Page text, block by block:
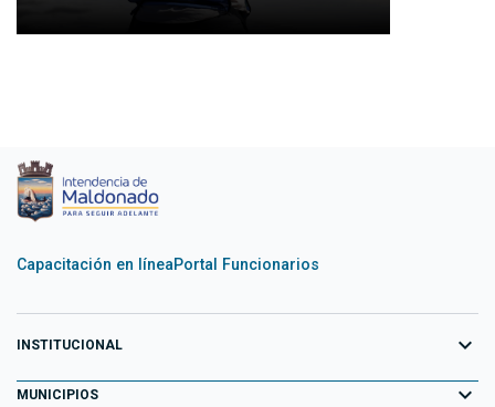
Capacitación en líneaPortal Funcionarios
INSTITUCIONAL expand_more
Equipo de Gobierno
MUNICIPIOS expand_more